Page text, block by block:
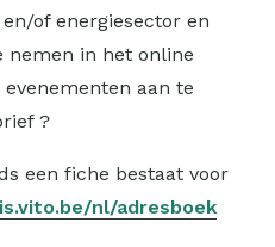
of energiesector en
nemen in het online
aan te
?
een fiche bestaat voor
nl/adresboek